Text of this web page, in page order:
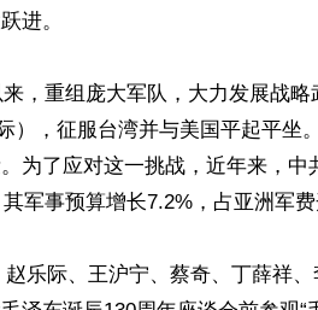
进。
，重组庞大军队，大力发展战
），征服台湾并与美国平起平坐
为了应对这一挑战，近年来，中
军事预算增长7.2%，占亚洲军费
乐际、王沪宁、蔡奇、丁薛祥